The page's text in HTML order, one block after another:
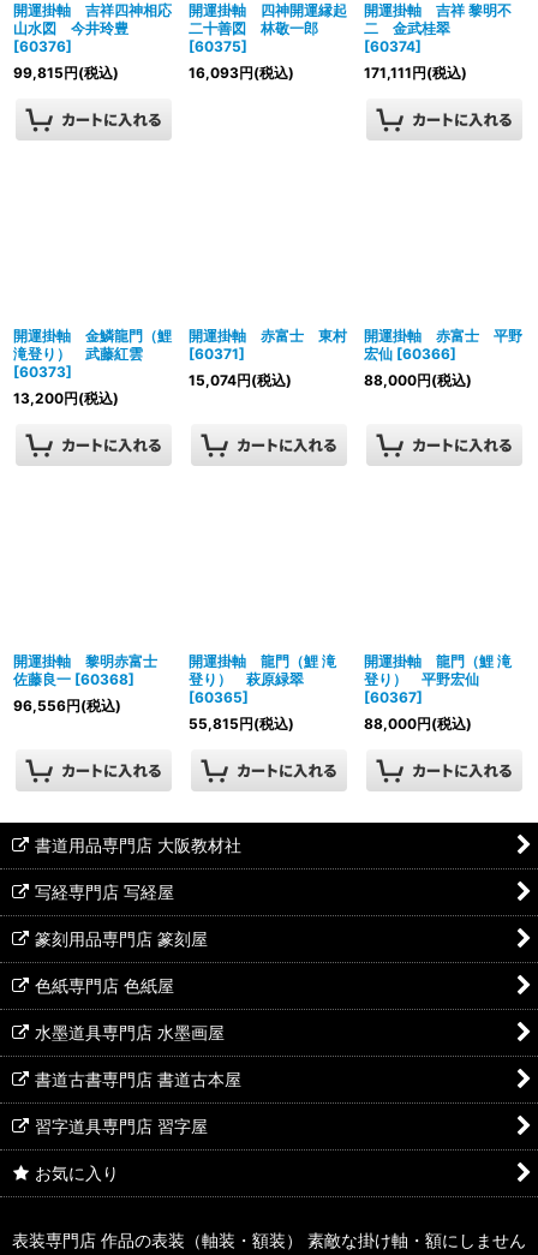
開運掛軸 吉祥四神相応
山水図 今井玲豊
[60376]
99,815円(税込)
開運掛軸 四神開運縁起
二十善図 林敬一郎
[60375]
16,093円(税込)
開運掛軸 吉祥 黎明不
二 金武桂翠
[60374]
171,111円(税込)
開運掛軸 金鱗龍門（鯉
滝登り） 武藤紅雲
[60373]
13,200円(税込)
開運掛軸 赤富士 東村
[60371]
15,074円(税込)
開運掛軸 赤富士 平野
宏仙 [60366]
88,000円(税込)
開運掛軸 黎明赤富士
佐藤良一 [60368]
96,556円(税込)
開運掛軸 龍門（鯉 滝
登り） 萩原緑翠
[60365]
55,815円(税込)
開運掛軸 龍門（鯉 滝
登り） 平野宏仙
[60367]
88,000円(税込)
書道用品専門店 大阪教材社
写経専門店 写経屋
篆刻用品専門店 篆刻屋
色紙専門店 色紙屋
水墨道具専門店 水墨画屋
書道古書専門店 書道古本屋
習字道具専門店 習字屋
お気に入り
表装専門店 作品の表装（軸装・額装） 素敵な掛け軸・額にしません